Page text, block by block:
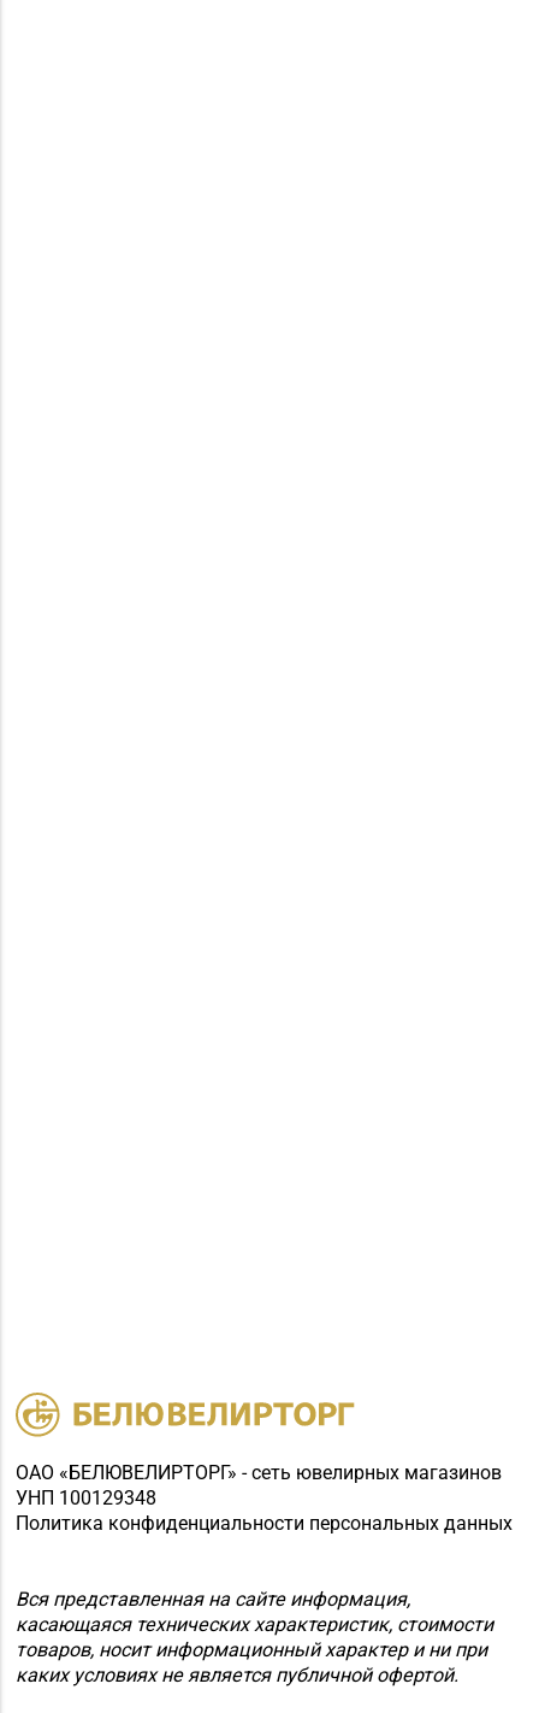
ОАО «БЕЛЮВЕЛИРТОРГ» - сеть ювелирных магазинов
УНП 100129348
Политика конфиденциальности персональных данных
Вся представленная на сайте информация,
касающаяся технических характеристик, стоимости
товаров, носит информационный характер и ни при
каких условиях не является публичной офертой.